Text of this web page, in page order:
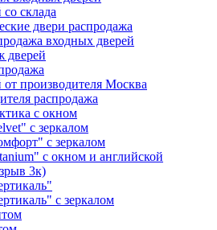
склада
двери распродажа
входных дверей
дверей
от производителя Москва
распродажа
с окном
с зеркалом
с зеркалом
с окном и английской
3к)
с зеркалом